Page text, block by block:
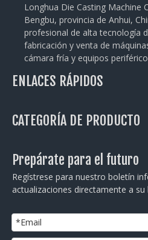
Longhua Die Casting Machine
Bengbu, provincia de Anhui,
profesional de alta tecnología
fabricación y venta de
cámara fría y equipos
ENLACES RÁPIDOS
CATEGORÍA DE PRODUCTO
Prepárate para el futuro
Regístrese para nuestro boletín
actualizaciones directamente a